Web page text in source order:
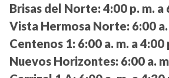
Brisas del Norte: 4:00 p. m. a
Vista Hermosa Norte: 6:00
Centenos 1: 6:00 a. m. a 4:00
Nuevos Horizontes: 6:00 a.